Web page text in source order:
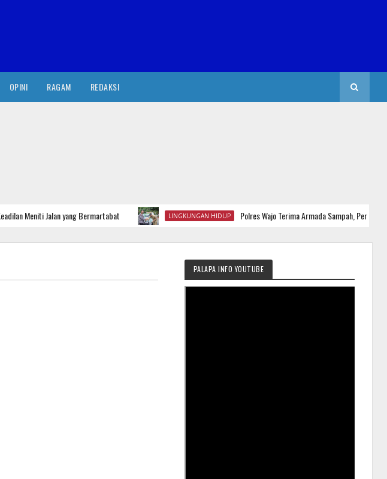
OPINI RAGAM REDAKSI
Meniti Jalan yang Bermartabat LINGKUNGAN HIDUP Polres Wajo Terima Armada Sampah, Perkuat Gerakan
PALAPA INFO YOUTUBE